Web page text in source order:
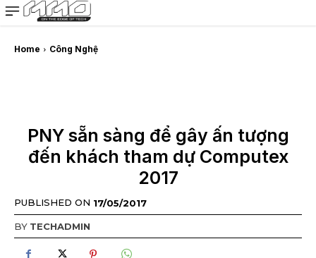
MMOSITE - Thông tin công nghệ
Bài viết nổi bật
Home Công Nghệ
PNY sẵn sàng để gây ấn tượng
đến khách tham dự Computex
2017
PUBLISHED ON 17/05/2017
BY TECHADMIN